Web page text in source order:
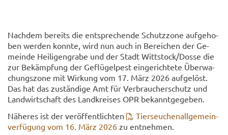
Nach­dem be­reits die ent­spre­chen­de Schutz­zo­ne auf­ge­ho­
ben wer­den konn­te, wird nun auch in Be­rei­chen der Ge­
mein­de Hei­li­gen­gra­be und der Stadt Witt­stock/Dosse die
zur Be­kämp­fung der Ge­flü­gel­pest ein­ge­rich­te­te Über­wa­
chungs­zo­ne mit Wir­kung vom 17. März 2026 auf­ge­löst.
Das hat das zu­stän­di­ge Amt für Ver­brau­cher­schutz und
Land­wirt­schaft des Land­krei­ses OPR be­kannt­ge­ge­ben.
Nä­he­res ist der ver­öf­fent­lich­ten
Tier­seu­chen­all­ge­mein­
ver­fü­gung vom 16. März 2026 zu ent­neh­men.